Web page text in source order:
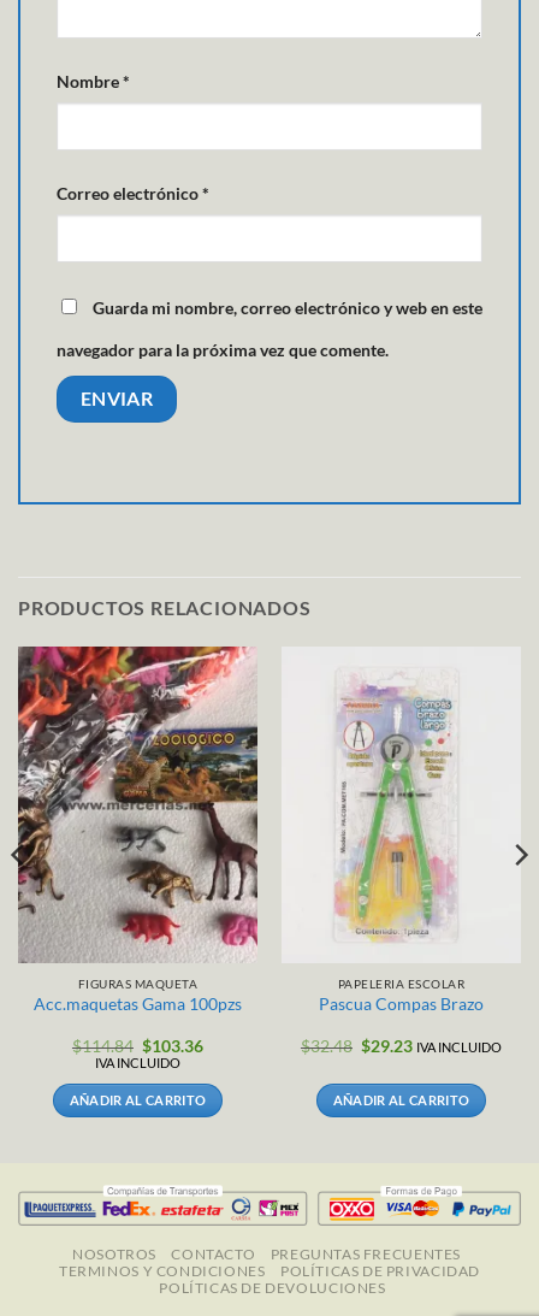
Nombre*
Correo electrónico*
Guarda mi nombre, correo electrónico y web en este
navegador para la próxima vez que comente.
PRODUCTOS RELACIONADOS
FIGURAS MAQUETA
Acc.maquetas Gama 100pzs
$114.84 El
precio
era:
$114.84.
$103.36El
es:
$103.36.
IVA INCLUIDO
AÑADIR AL CARRITO
PAPELERIA ESCOLAR
Pascua Compas Brazo
$32.48 El
era:
$32.48.
$29.23El
es:
$29.23.
IVA INCLUIDO
AÑADIR AL CARRITO
NOSOTROS CONTACTO
PREGUNTAS FRECUENTES
TERMINOS Y CONDICIONES
POLÍTICAS DE PRIVACIDAD
POLÍTICAS DE DEVOLUCIONES